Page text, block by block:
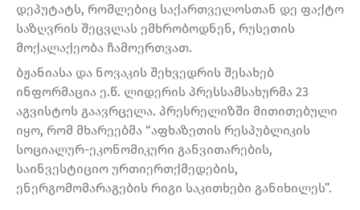
დეპუტატს, რომლებიც საქართველოსთან დე ფაქტო
საზღვრის შეცვლას ემხრობოდნენ, რუსეთის
მოქალაქეობა ჩამოერთვათ.
ბჟანიასა და ნოვაკის შეხვედრის შესახებ
ინფორმაცია ე.წ. ლიდერის პრესსამსახურმა 23
აგვისტოს გაავრცელა. პრესრელიზში მითითებული
იყო, რომ მხარეებმა “აფხაზეთის რესპუბლიკის
სოციალურ-ეკონომიკური განვითარების,
საინვესტიციო ურთიერთქმედების,
ენერგომომარაგების რიგი საკითხები განიხილეს”.